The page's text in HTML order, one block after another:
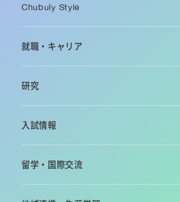
Chubuly Style
就職・キャリア
研究
入試情報
留学・国際交流